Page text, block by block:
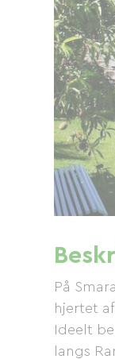
På
hjertet
Ideelt
langs